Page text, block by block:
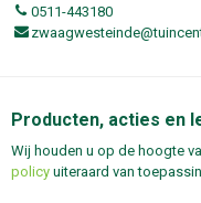
0511-443180
Producten, acties en
Wij houden u op de hoogte
policy uiteraard van